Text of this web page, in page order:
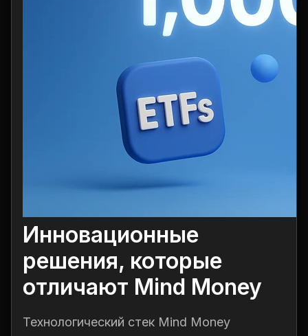
Инновационные
решения, которые
отличают Mind Money
Технологический стек Mind Money